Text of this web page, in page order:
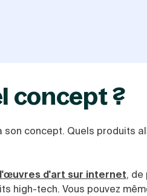
concept ?
concept. Quels produits
d'art sur internet, de
high-tech. Vous pouvez